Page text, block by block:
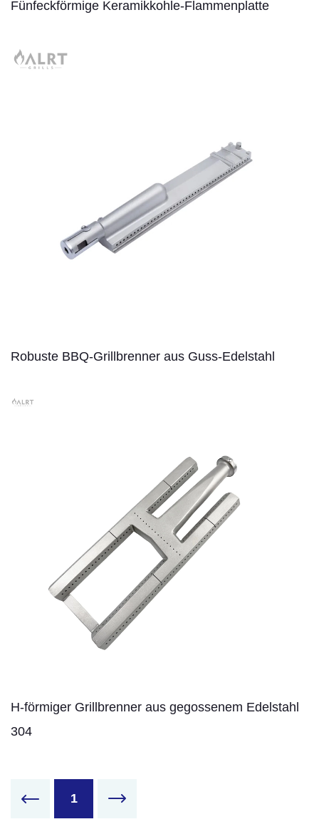
Fünfeckförmige Keramikkohle-Flammenplatte
Robuste BBQ-Grillbrenner aus Guss-Edelstahl
H-förmiger Grillbrenner aus gegossenem Edelstahl
304
1